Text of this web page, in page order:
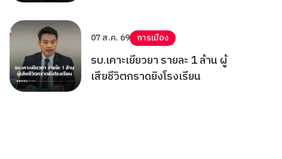
07 ส.ค. 69 การเมือง
รบ.เคาะเยียวยา รายละ 1 ล้าน ผู้
เสียชีวิตกราดยิงโรงเรียน